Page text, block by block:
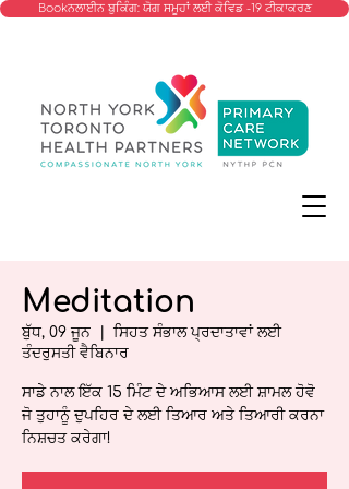
Bookਨਲਾਈਨ ਬੁਕਿੰਗ: ਯੋਗ ਸਮੂਹਾਂ ਲਈ ਕੋਵਿਡ -19 ਟੀਕਾਕਰਣ
Meditation
ਬੁੱਧ, 09 ਜੂਨ
ਸਿਹਤ ਸੰਭਾਲ ਪ੍ਰਦਾਤਾਵਾਂ ਲਈ
ਤੰਦਰੁਸਤੀ ਵੈਬਿਨਾਰ
ਸਾਡੇ ਨਾਲ ਇੱਕ 15 ਮਿੰਟ ਦੇ ਅਭਿਆਸ ਲਈ ਸ਼ਾਮਲ ਹੋਵੋ
ਜੋ ਤੁਹਾਨੂੰ ਦੁਪਹਿਰ ਦੇ ਲਈ ਤਿਆਰ ਅਤੇ ਤਿਆਰੀ ਕਰਨਾ
ਨਿਸ਼ਚਤ ਕਰੇਗਾ!